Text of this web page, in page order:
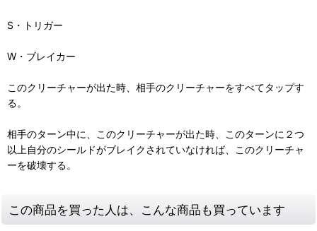
S・トリガー
W・ブレイカー
このクリーチャーが出た時、相手のクリーチャーをすべてタップす
る。
相手のターン中に、このクリーチャーが出た時、このターンに２つ
以上自分のシールドがブレイクされていなければ、このクリーチャ
ーを破壊する。
この商品を買った人は、こんな商品も買っています